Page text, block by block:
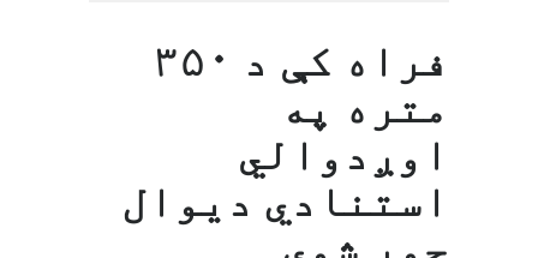
فراه کې د ۳۵۰
متره په
اوږدوالي
استنادي دیوال